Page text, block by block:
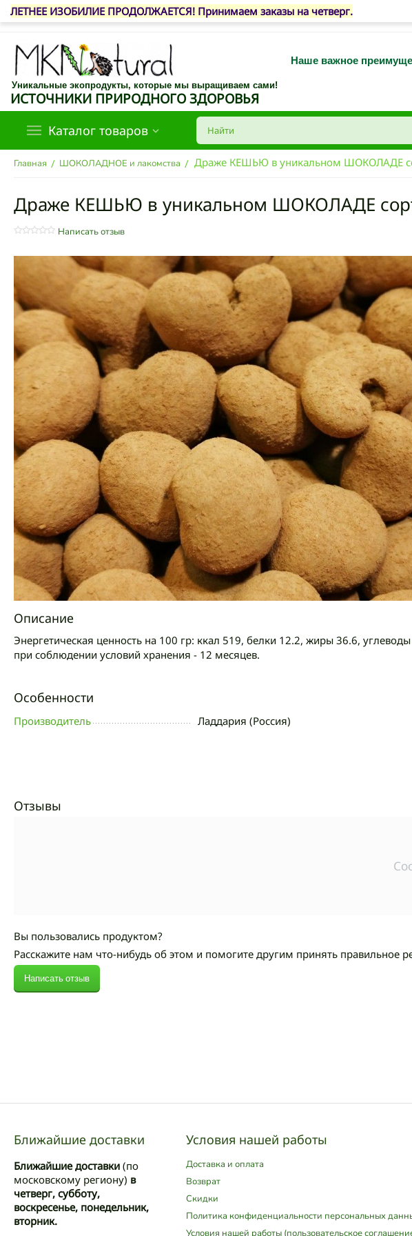
ЛЕТНЕЕ ИЗОБИЛИЕ ПРОДОЛЖАЕТСЯ! Принимаем заказы на четверг.
Наше важное
Уникальные экопродукты, которые мы выращиваем сами!
ИСТОЧНИКИ ПРИРОДНОГО ЗДОРОВЬЯ
Каталог товаров
Главная / ШОКОЛАДНОЕ и лакомства / Драже КЕШЬЮ в уникальном ШОКОЛАДЕ
Драже КЕШЬЮ в уникальном ШОКОЛАДЕ
Написать отзыв
Описание
Энергетическая ценность на 100 гр: ккал 519, белки 12.2, жиры 36.6,
при соблюдении условий хранения - 12 месяцев.
Особенности
Производитель Ладдария (Россия)
Отзывы
Вы пользовались продуктом?
Расскажите нам что-нибудь об этом и помогите другим принять правильное
Написать отзыв
Ближайшие доставки
Ближайшие доставки (по
московскому региону) в
четверг, субботу,
воскресенье, понедельник,
вторник.
Условия нашей работы
Доставка и оплата
Возврат
Скидки
Политика конфиденциальности персональных
Условия нашей работы (пользовательское